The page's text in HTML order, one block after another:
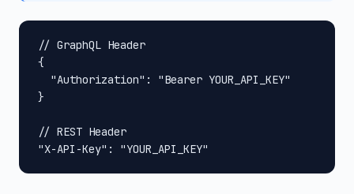
// GraphQL Header
{
  "Authorization": "Bearer YOUR_API_KEY"
}
// REST Header
"X-API-Key": "YOUR_API_KEY"